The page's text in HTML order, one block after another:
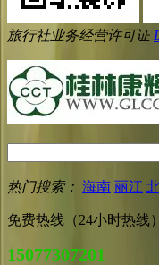
旅行社业务经营许可证
热门搜索： 海南 丽江
免费热线（24小时热线）
15077307201